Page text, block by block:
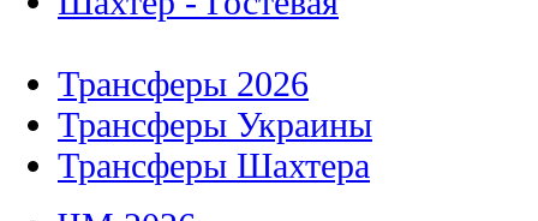
Трансферы Украины
Трансферы Шахтера